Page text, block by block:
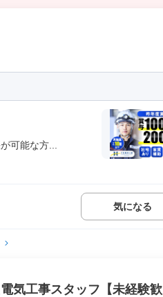
可能な方...
気になる
気工事スタッフ【未経験歓